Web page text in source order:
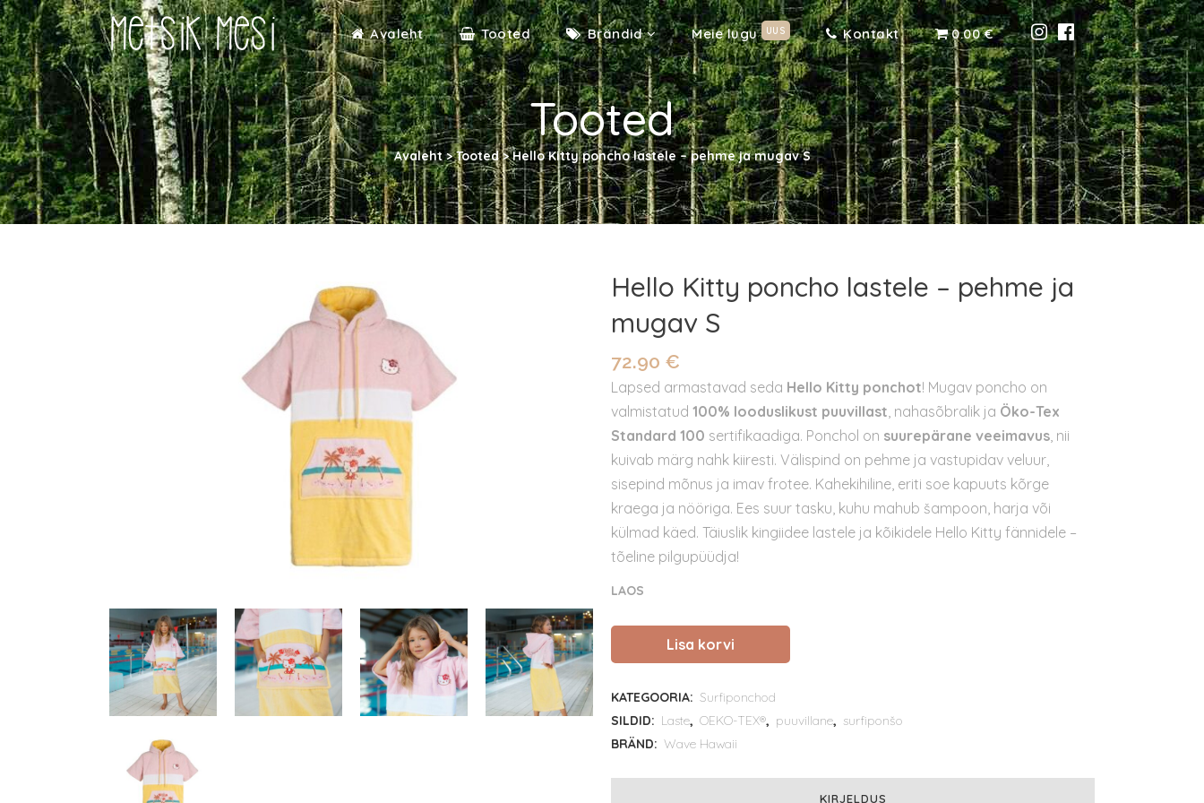
Avaleht Tooted Brändid Meie lugu UUS Kontakt 0.00 €
Tooted
Avaleht>Tooted>Hello Kitty poncho lastele – pehme ja mugav S
Hello Kitty poncho lastele – pehme ja
mugav S
72.90 €
Lapsed armastavad seda Hello Kitty ponchot! Mugav poncho on
valmistatud 100% looduslikust puuvillast, nahasõbralik ja Öko-Tex
Standard 100 sertifikaadiga. Ponchol on suurepärane veeimavus, nii
kuivab märg nahk kiiresti. Välispind on pehme ja vastupidav veluur,
sisepind mõnus ja imav frotee. Kahekihiline, eriti soe kapuuts kõrge
kraega ja nööriga. Ees suur tasku, kuhu mahub šampoon, harja või
külmad käed. Täiuslik kingiidee lastele ja kõikidele Hello Kitty fännidele –
tõeline pilgupüüdja!
LAOS
lastele
–
Lisa korvi
KATEGOORIA: Surfiponchod
SILDID: Laste, OEKO-TEX®, puuvillane, surfiponšo
BRÄND: Wave Hawaii
KIRJELDUS